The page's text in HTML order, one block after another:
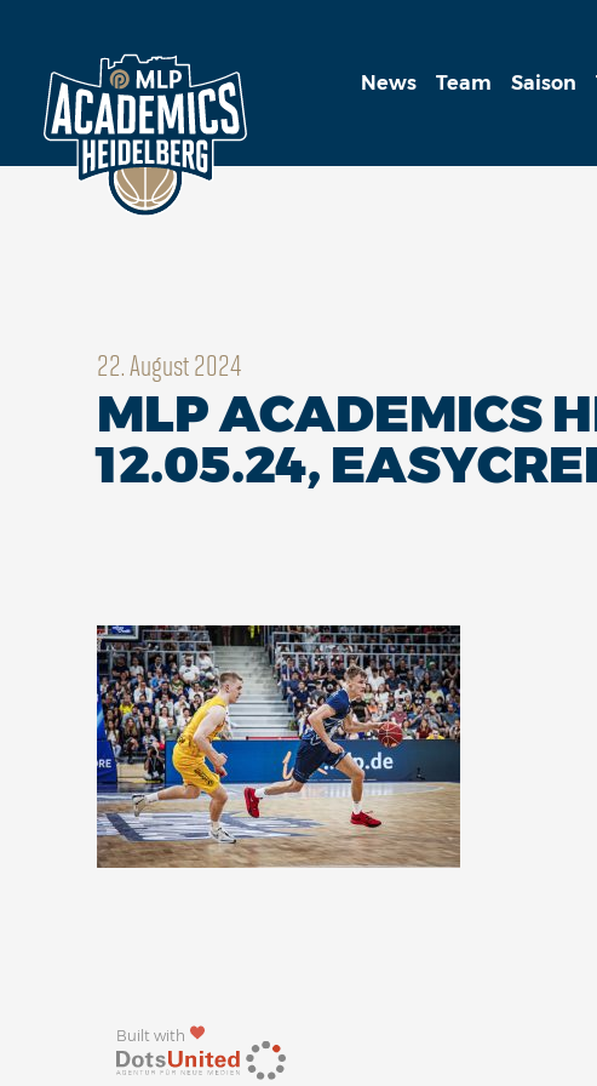
News Team Saison
22. August 2024
MLP ACADEMICS
12.05.24,
Built with